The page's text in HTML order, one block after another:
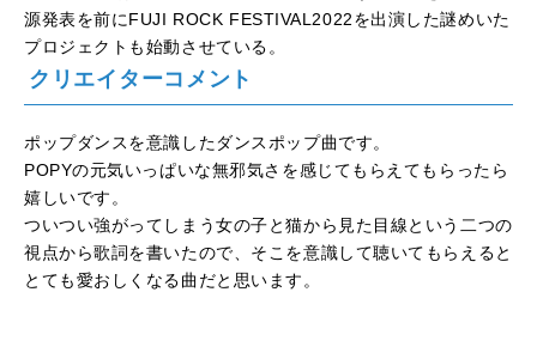
源発表を前にFUJI ROCK FESTIVAL2022を出演した謎めいた
プロジェクトも始動させている。
クリエイターコメント
ポップダンスを意識したダンスポップ曲です。
POPYの元気いっぱいな無邪気さを感じてもらえてもらったら
嬉しいです。
ついつい強がってしまう女の子と猫から見た目線という二つの
視点から歌詞を書いたので、そこを意識して聴いてもらえると
とても愛おしくなる曲だと思います。